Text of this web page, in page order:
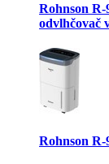
Rohnson
odvlhčovač
Rohnson